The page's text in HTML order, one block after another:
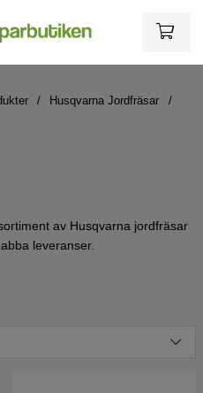
Husqvarna Jordfräsar
av Husqvarna jordfräsar
leveranser.